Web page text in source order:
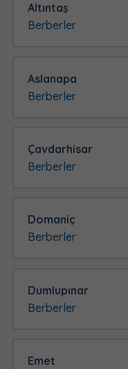
Altıntaş
Berberler
Aslanapa
Berberler
Çavdarhisar
Berberler
Domaniç
Berberler
Dumlupınar
Berberler
Emet